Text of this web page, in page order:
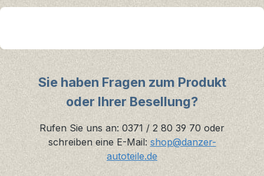
Sie haben Fragen zum Produkt
oder Ihrer Besellung?
Rufen Sie uns an: 0371 / 2 80 39 70 oder
schreiben eine E-Mail: shop@danzer-
autoteile.de